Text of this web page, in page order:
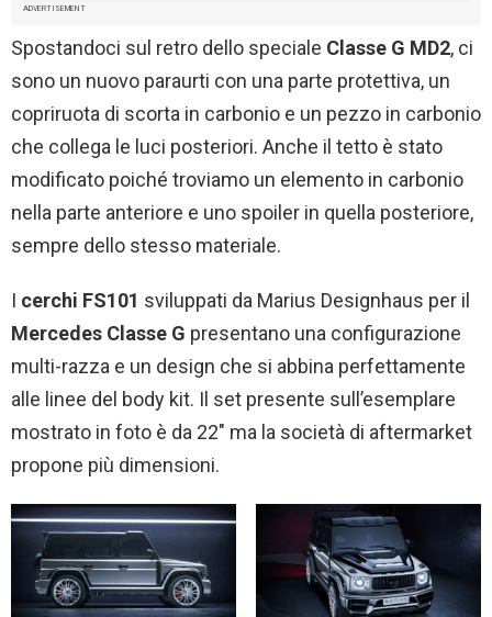
ADVERTISEMENT
Spostandoci sul retro dello speciale Classe G MD2, ci
sono un nuovo paraurti con una parte protettiva, un
copriruota di scorta in carbonio e un pezzo in carbonio
che collega le luci posteriori. Anche il tetto è stato
modificato poiché troviamo un elemento in carbonio
nella parte anteriore e uno spoiler in quella posteriore,
sempre dello stesso materiale.
I cerchi FS101 sviluppati da Marius Designhaus per il
Mercedes Classe G presentano una configurazione
multi-razza e un design che si abbina perfettamente
alle linee del body kit. Il set presente sull’esemplare
mostrato in foto è da 22″ ma la società di aftermarket
propone più dimensioni.